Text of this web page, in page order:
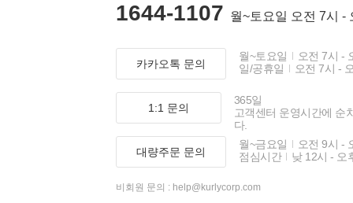
1644-1107 월~토요일 오전 7시 -
카카오톡 문의
월~토요일
오전 7시 -
일/공휴일
오전 7시 -
1:1 문의
365일
고객센터 운영시간에 순
다.
대량주문 문의
월~금요일
오전 9시 -
점심시간
낮 12시 - 오
비회원 문의 : help@kurlycorp.com